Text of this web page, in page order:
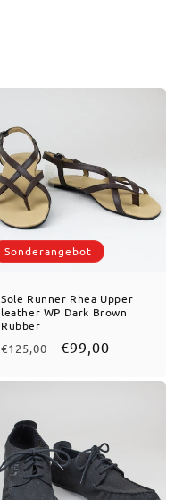
Sonderangebot
Sole Runner Rhea Upper
leather WP Dark Brown
Rubber
Normaler Preis
€125,00 Verkaufspreis
€99,00